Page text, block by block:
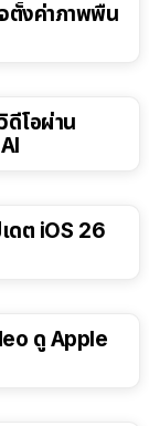
ตั้งค่าภาพพื้น
ดีโอผ่าน
ดต iOS 26
ดู Apple